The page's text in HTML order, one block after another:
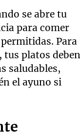
se abre tu
para comer
Para
platos deben
saludables,
el ayuno si